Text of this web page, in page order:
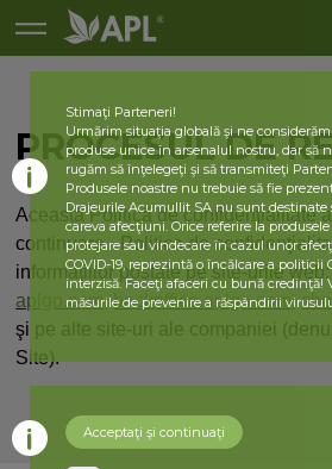
PROCESUL DE
Această Politică de confidenţialitate
continuare - Politica de
informaţiilor postate pe site-urile web:
aplgo.com,backoffice.aplgo.com,
şi pe alte site-uri ale companiei
Site).
Stimaţi Parteneri!
Urmărim situaţia globală şi ne
produse unice în arsenalul nostru, dar să
rugăm să înţelegeţi şi să transmiteţi
Produsele noastre nu trebuie să fie
Drajeurile Acumullit SA nu sunt destinate
careva afecţiuni. Orice referire la
protejare sau vindecare în cazul unor
COVID-19, reprezintă o încălcare a politicii
interzisă. Faceţi afaceri cu bună credinţă!
măsurile de prevenire a răspândirii
Acceptaţi şi continuaţi